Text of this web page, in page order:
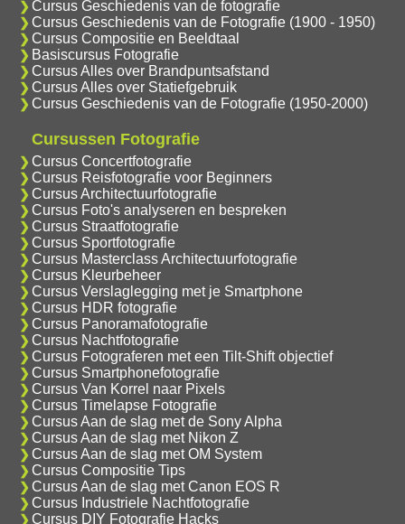
Cursus Geschiedenis van de fotografie
Cursus Geschiedenis van de Fotografie (1900 - 1950)
Cursus Compositie en Beeldtaal
Basiscursus Fotografie
Cursus Alles over Brandpuntsafstand
Cursus Alles over Statiefgebruik
Cursus Geschiedenis van de Fotografie (1950-2000)
Cursussen Fotografie
Cursus Concertfotografie
Cursus Reisfotografie voor Beginners
Cursus Architectuurfotografie
Cursus Foto's analyseren en bespreken
Cursus Straatfotografie
Cursus Sportfotografie
Cursus Masterclass Architectuurfotografie
Cursus Kleurbeheer
Cursus Verslaglegging met je Smartphone
Cursus HDR fotografie
Cursus Panoramafotografie
Cursus Nachtfotografie
Cursus Fotograferen met een Tilt-Shift objectief
Cursus Smartphonefotografie
Cursus Van Korrel naar Pixels
Cursus Timelapse Fotografie
Cursus Aan de slag met de Sony Alpha
Cursus Aan de slag met Nikon Z
Cursus Aan de slag met OM System
Cursus Compositie Tips
Cursus Aan de slag met Canon EOS R
Cursus Industriele Nachtfotografie
Cursus DIY Fotografie Hacks